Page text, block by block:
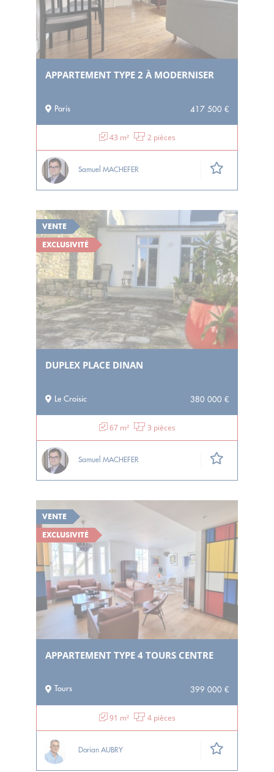
APPARTEMENT TYPE 2 À MODERNISER
Paris 417 500 €
43 m² 2 pièces
Samuel MACHEFER
VENTE
EXCLUSIVITÉ
DUPLEX PLACE DINAN
Le Croisic 380 000 €
67 m² 3 pièces
Samuel MACHEFER
VENTE
EXCLUSIVITÉ
APPARTEMENT TYPE 4 TOURS CENTRE
Tours 399 000 €
91 m² 4 pièces
Dorian AUBRY